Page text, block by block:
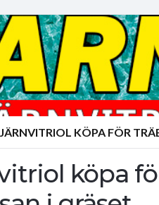
JÄRNVITRIOL KÖPA FÖR
köpa